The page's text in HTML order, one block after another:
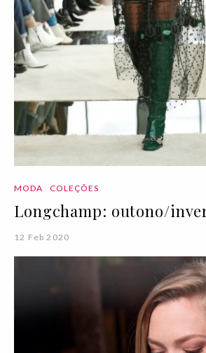
MODA COLEÇÕES
Longchamp: outono/
12 Feb 2020